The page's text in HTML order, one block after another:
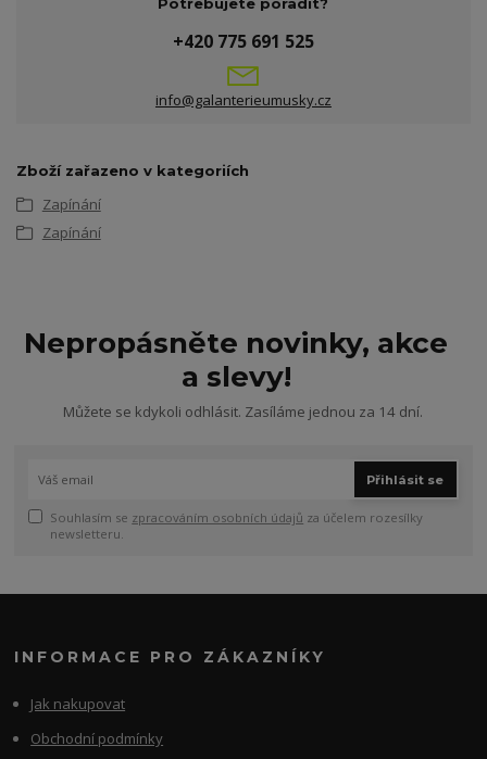
+420 775 691 525
info@galanterieumusky.cz
Zboží zařazeno v kategoriích
Zapínání
Zapínání
Nepropásněte novinky, akce
a slevy!
Můžete se kdykoli odhlásit. Zasíláme jednou za 14 dní.
Přihlásit se
Souhlasím se zpracováním osobních údajů za účelem rozesílky
newsletteru.
INFORMACE PRO ZÁKAZNÍKY
Jak nakupovat
Obchodní podmínky